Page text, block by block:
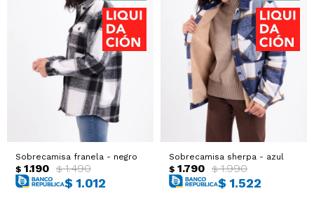
Sobrecamisa franela - negro
$ 1.190 $ 1.490
$ 1.012
Sobrecamisa sherpa - azul
$ 1.790 $ 1.990
$ 1.522